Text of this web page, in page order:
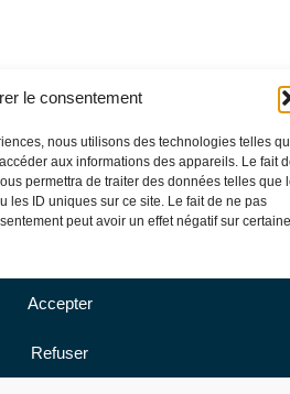
le consentement
nous utilisons des technologies telles
aux informations des appareils. Le fait
permettra de traiter des données telles que
les ID uniques sur ce site. Le fait de ne pas
peut avoir un effet négatif sur
Accepter
Refuser